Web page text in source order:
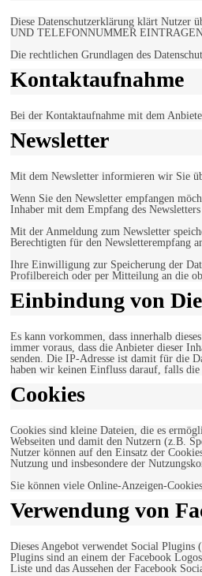
Diese Datenschutzerklärung klärt Nutzer
UND TELEFONNUMMER
Die rechtlichen Grundlagen des
Kontaktaufnahme
Bei der Kontaktaufnahme mit dem
Newsletter
Mit dem Newsletter informieren wir Sie
Wenn Sie den Newsletter empfangen
Inhaber mit dem Empfang des
Mit der Anmeldung zum Newsletter
Berechtigten für den Newsletterempfang
Ihre Einwilligung zur Speicherung der
Profilbereich oder per Mitteilung an die
Einbindung von
Es kann vorkommen, dass innerhalb
immer voraus, dass die Anbieter dieser
senden. Die IP-Adresse ist damit für die
haben wir keinen Einfluss darauf, falls
Cookies
Cookies sind kleine Dateien, die es
Webseiten und damit den Nutzern (z.B.
Nutzer können auf den Einsatz der
Nutzung und insbesondere der
Sie können viele Online-Anzeigen-
Verwendung von
Dieses Angebot verwendet Social
Plugins sind an einem der Facebook
Liste und das Aussehen der Facebook